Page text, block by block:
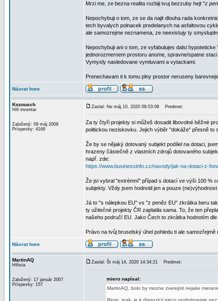
Mrzi me, ze bezna realita rozbiji tvuj bezzuby hejt "z
Nepochybuji o tom, ze se da najit dlouha rada
tech byvalych polnacek predelanych na asfaltovou
ale samozrejme neznamena, ze neexistujy ty
Nepochybuji ani o tom, ze vyfabulujes dalsi
jednorozmernem prostoru ano/ne, spravne/spatne
Vymysly nasledovane vymluvami a vytackami.
Prenechavam ti k tomu plny prostor neruseny
Návrat hore
Kozousch
Hifi inventar
Založený: 09 máj 2009
Príspevky: 4168
Zaslal: Ne máj 10, 2020 09:53:08 Predmet:
Za ty čtyři projekty si můžeš dosadit libovolné běžné
politickou neziskovku. Jejich výběr "dokáže" přesně to
Že by se nějaký dotovaný subjekt podílel na dotaci,
hrazeny částečně z vlastních zdrojů dotovaného
např. zde:
https://www.businessinfo.cz/navody/jak-na-dotaci-z-
Že jsi vybral "extrémní" případ s dotací ve výši 100 %
subjekty. Vždy jsem hodnotil jen a pouze
Já to "s nálepkou EU" vs "z peněz EU" zkrátka beru
ty užitečné projekty ČR zaplatila sama. To, že ten
našeho područí EU. Jako Čech to zkrátka hodnotím
Právo na tvůj bruselský úhel pohledu ti ale samozřejmě
Návrat hore
MartinAQ
Hifista
Založený: 17 január 2007
Príspevky: 157
Zaslal: Št máj 14, 2020 14:34:21 Predmet:
miero napísal:
MartinAQ, bolo by mozne zverejnit nejake
Resp. inak, je k dispozicii nieco podrobnejsie